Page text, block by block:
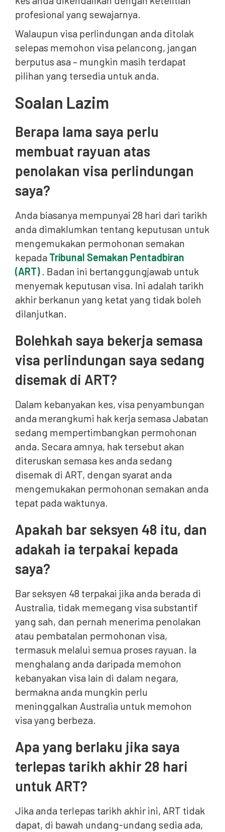
profesional yang sewajarnya.
Walaupun visa perlindungan anda ditolak
selepas memohon visa pelancong, jangan
berputus asa – mungkin masih terdapat
pilihan yang tersedia untuk anda.
Soalan Lazim
Berapa lama saya perlu
membuat rayuan atas
penolakan visa perlindungan
saya?
Anda biasanya mempunyai 28 hari dari tarikh
anda dimaklumkan tentang keputusan untuk
mengemukakan permohonan semakan
kepada Tribunal Semakan Pentadbiran
(ART). Badan ini bertanggungjawab untuk
menyemak keputusan visa. Ini adalah tarikh
akhir berkanun yang ketat yang tidak boleh
dilanjutkan.
Bolehkah saya bekerja semasa
visa perlindungan saya sedang
disemak di ART?
Dalam kebanyakan kes, visa penyambungan
anda merangkumi hak kerja semasa Jabatan
sedang mempertimbangkan permohonan
anda. Secara amnya, hak tersebut akan
diteruskan semasa kes anda sedang
disemak di ART, dengan syarat anda
mengemukakan permohonan semakan anda
tepat pada waktunya.
Apakah bar seksyen 48 itu, dan
adakah ia terpakai kepada
saya?
Bar seksyen 48 terpakai jika anda berada di
Australia, tidak memegang visa substantif
yang sah, dan pernah menerima penolakan
atau pembatalan permohonan visa,
termasuk melalui semua proses rayuan. Ia
menghalang anda daripada memohon
kebanyakan visa lain di dalam negara,
bermakna anda mungkin perlu
meninggalkan Australia untuk memohon
visa yang berbeza.
Apa yang berlaku jika saya
terlepas tarikh akhir 28 hari
untuk ART?
Jika anda terlepas tarikh akhir ini, ART tidak
dapat, di bawah undang-undang sedia ada,